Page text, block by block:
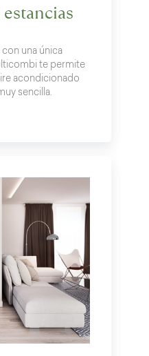
una única
te permite
acondicionado
sencilla.